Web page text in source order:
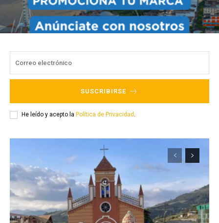
SUSCRIBIRSE
He leído y acepto la Política de Privacidad .